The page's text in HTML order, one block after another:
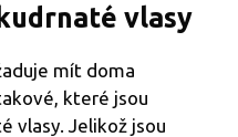
vlasy
mít doma
které jsou
vlasy. Jelikož jsou